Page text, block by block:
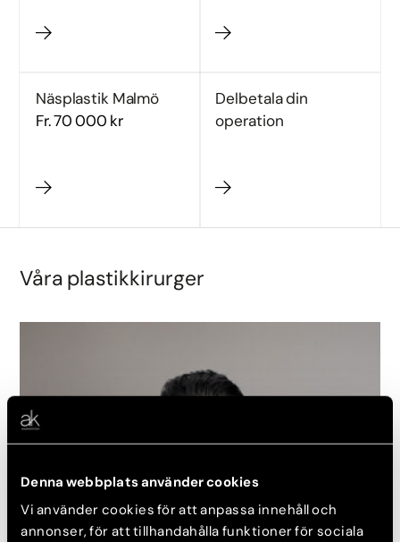
Denna webbplats använder cookies
Vi använder cookies för att anpassa innehåll och
annonser, för att tillhandahålla funktioner för sociala
Näsplastik Malmö
Fr. 70 000 kr
Delbetala din
operation
Våra plastikkirurger